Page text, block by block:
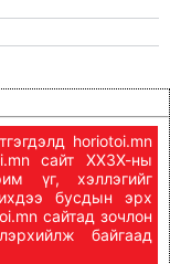
horiotoi.mn
сайт ХХЗХ-ны
үг, хэллэгийг
бусдын эрх
сайтад зочлон
байгаад